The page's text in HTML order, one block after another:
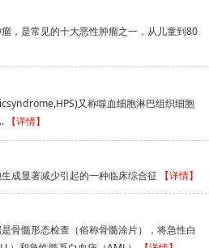
，是常见的十大恶性肿瘤之一，从儿童到80
又称噬血细胞淋巴组织细胞
【详情】
成显著减少引起的一种临床综合征 【详情】
骨髓形态检查（俗称骨髓涂片），将急性白